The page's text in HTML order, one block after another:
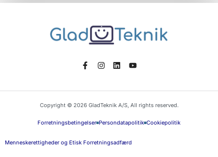
Copyright © 2026 GladTeknik A/S, All rights reserved.
Forretningsbetingelser Persondatapolitik Cookiepolitik
Menneskerettigheder og Etisk Forretningsadfærd